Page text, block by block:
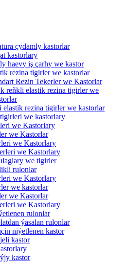
çydamly kastorlar
kastorlary
haevy iş çarhy we kastor
rezina tigirler we kastorlar
Rezin Tekerler we Kastorlar
reňkli elastik rezina tigirler we
elastik rezina tigirler we kastorlar
we kastorlary
we Kastorlary
we Kastorlar
we Kastorlary
we Kastorlary
we tigirler
rulonlar
we Kastorlary
we kastorlar
we Kastorlar
we Kastorlary
rulonlar
ýasalan rulonlar
niýetlenen kastor
kastor
kastor